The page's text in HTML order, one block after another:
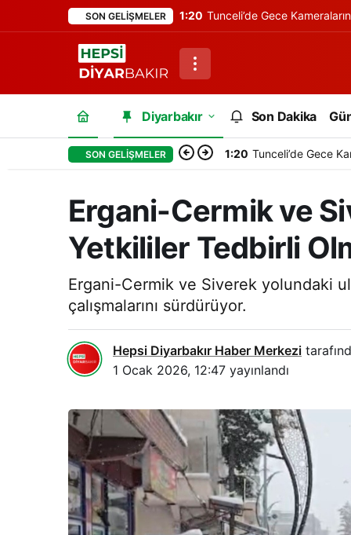
SON GELIŞMELER 1:20 Tunceli’de Gece
Diyarbakır Son Dakika
SON GELIŞMELER 1:20 Tunceli’de Gece
Ergani-Cermik ve
Yetkililer Tedbirli
Ergani-Cermik ve Siverek yolundaki
çalışmalarını sürdürüyor.
Hepsi Diyarbakır Haber Merkezi
1 Ocak 2026, 12:47 yayınlandı